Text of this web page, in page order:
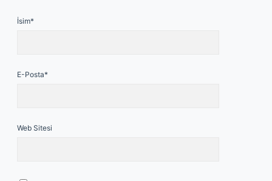
İsim*
E-Posta*
Web Sitesi